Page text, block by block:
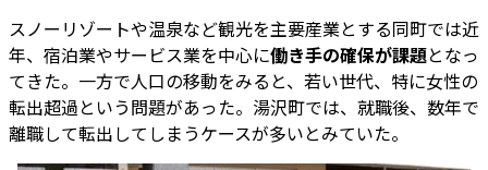
スノーリゾートや温泉など観光を主要産業とする同町では近
年、宿泊業やサービス業を中心に働き手の確保が課題となっ
てきた。一方で人口の移動をみると、若い世代、特に女性の
転出超過という問題があった。湯沢町では、就職後、数年で
離職して転出してしまうケースが多いとみていた。